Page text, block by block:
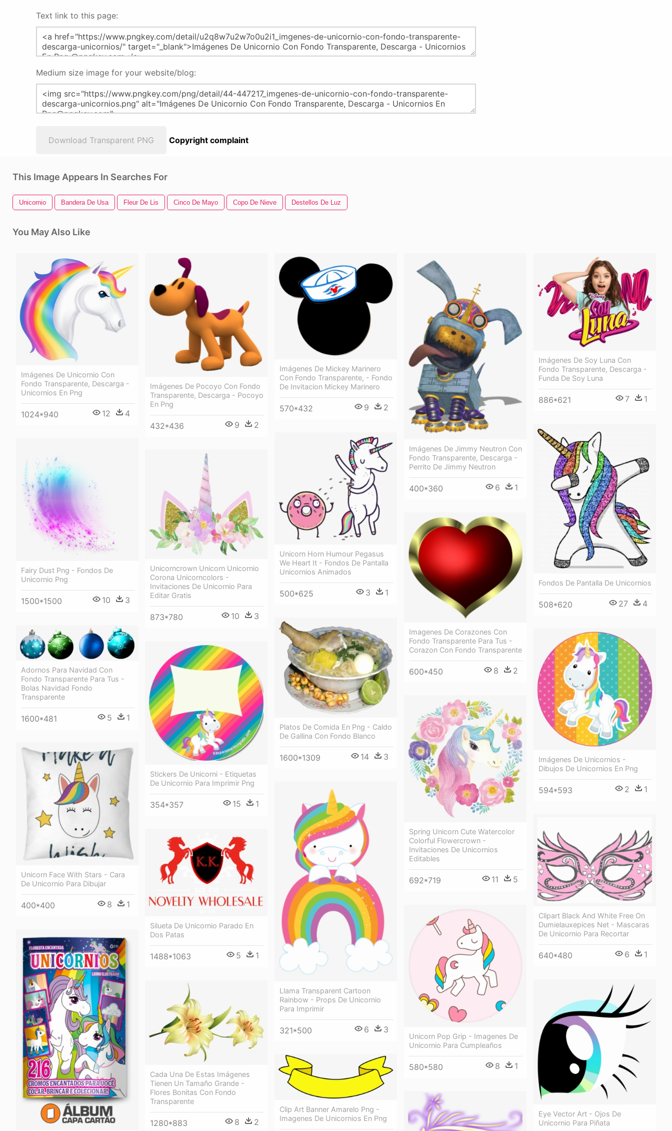
Text link to this page:
Medium size image for your website/blog:
Download Transparent PNG Copyright complaint
This Image Appears In Searches For
Unicornio Bandera De Usa Fleur De Lis Cinco De Mayo Copo De Nieve Destellos De Luz
You May Also Like
Imágenes De Unicornio Con
Fondo Transparente, Descarga -
Unicornios En Png
1024*940 12 4
Imágenes De Pocoyo Con Fondo
Transparente, Descarga - Pocoyo
En Png
432*436 9 2
Imágenes De Mickey Marinero
Con Fondo Transparente, - Fondo
De Invitacion Mickey Marinero
570*432 9 2
Imágenes De Jimmy Neutron Con
Fondo Transparente, Descarga -
Perrito De Jimmy Neutron
400*360 6 1
Imágenes De Soy Luna Con
Fondo Transparente, Descarga -
Funda De Soy Luna
886*621 7 1
Fondos De Pantalla De Unicornios
508*620 27 4
Unicorn Horn Humour Pegasus
We Heart It - Fondos De Pantalla
Unicornios Animados
500*625 3 1
Fairy Dust Png - Fondos De
Unicornio Png
1500*1500 10 3
Unicorncrown Unicorn Unicornio
Corona Unicorncolors -
Invitaciones De Unicornio Para
Editar Gratis
873*780 10 3
Imagenes De Corazones Con
Fondo Transparente Para Tus -
Corazon Con Fondo Transparente
600*450 8 2
Platos De Comida En Png - Caldo
De Gallina Con Fondo Blanco
1600*1309 14 3
Adornos Para Navidad Con
Fondo Transparente Para Tus -
Bolas Navidad Fondo
Transparente
1600*481 5 1
Imágenes De Unicornios -
Dibujos De Unicornios En Png
594*593 2 1
Stickers De Unicorni - Etiquetas
De Unicornio Para Imprimir Png
354*357 15 1
Spring Unicorn Cute Watercolor
Colorful Flowercrown -
Invitaciones De Unicornios
Editables
692*719 11 5
Unicorn Face With Stars - Cara
De Unicornio Para Dibujar
400*400 8 1
Llama Transparent Cartoon
Rainbow - Props De Unicornio
Para Imprimir
321*500 6 3
Clipart Black And White Free On
Dumielauxepices Net - Mascaras
De Unicornio Para Recortar
640*480 6 1
Silueta De Unicornio Parado En
Dos Patas
1488*1063 5 1
Unicorn Pop Grip - Imagenes De
Unicornio Para Cumpleaños
580*580 8 1
Eye Vector Art - Ojos De
Unicornio Para Piñata
Cada Una De Estas Imágenes
Tienen Un Tamaño Grande -
Flores Bonitas Con Fondo
Transparente
1280*883 8 2
Clip Art Banner Amarelo Png -
Imagenes De Unicornios En Png